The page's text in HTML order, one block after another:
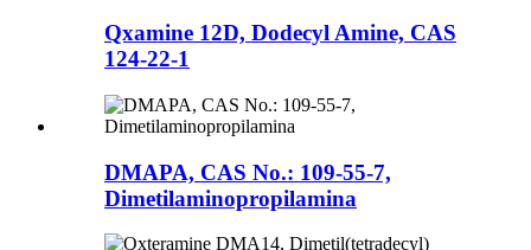
Qxamine 12D, Dodecyl Amine, CAS
124-22-1
DMAPA, CAS No.: 109-55-7,
Dimetilaminopropilamina